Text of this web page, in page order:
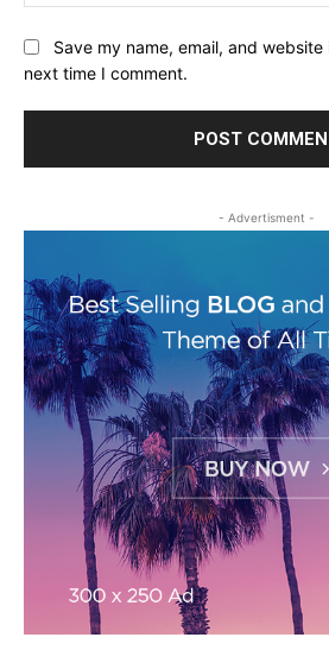
Save my name, email, and
next time I comment.
- Advertisment -